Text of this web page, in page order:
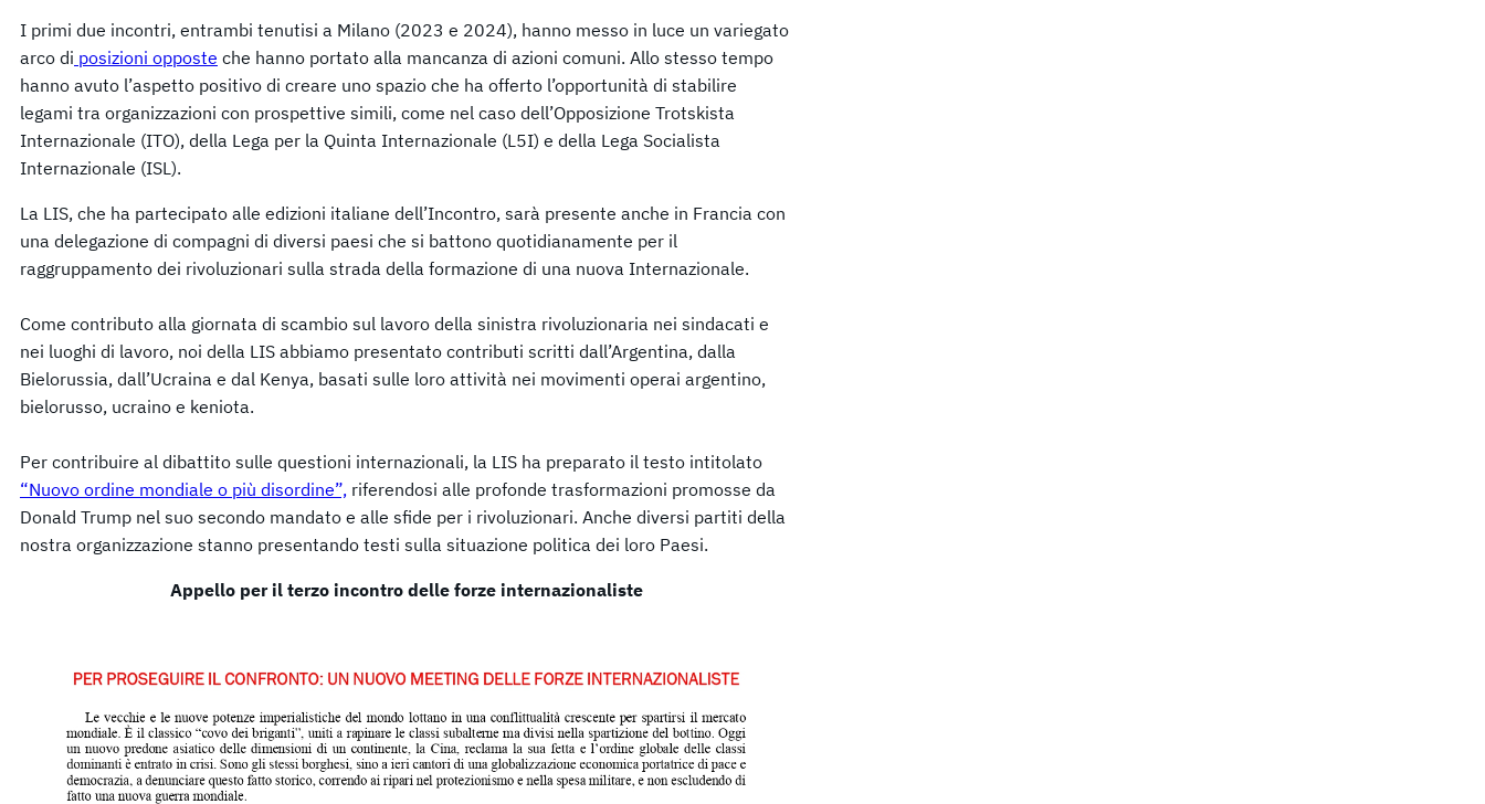
I primi due incontri, entrambi tenutisi a Milano (2023 e 2024), hanno messo in luce un variegato
arco di posizioni opposte che hanno portato alla mancanza di azioni comuni. Allo stesso tempo
hanno avuto l’aspetto positivo di creare uno spazio che ha offerto l’opportunità di stabilire
legami tra organizzazioni con prospettive simili, come nel caso dell’Opposizione Trotskista
Internazionale (ITO), della Lega per la Quinta Internazionale (L5I) e della Lega Socialista
Internazionale (ISL).
La LIS, che ha partecipato alle edizioni italiane dell’Incontro, sarà presente anche in Francia con
una delegazione di compagni di diversi paesi che si battono quotidianamente per il
raggruppamento dei rivoluzionari sulla strada della formazione di una nuova Internazionale.
Come contributo alla giornata di scambio sul lavoro della sinistra rivoluzionaria nei sindacati e
nei luoghi di lavoro, noi della LIS abbiamo presentato contributi scritti dall’Argentina, dalla
Bielorussia, dall’Ucraina e dal Kenya, basati sulle loro attività nei movimenti operai argentino,
bielorusso, ucraino e keniota.
Per contribuire al dibattito sulle questioni internazionali, la LIS ha preparato il testo intitolato
“Nuovo ordine mondiale o più disordine”, riferendosi alle profonde trasformazioni promosse da
Donald Trump nel suo secondo mandato e alle sfide per i rivoluzionari. Anche diversi partiti della
nostra organizzazione stanno presentando testi sulla situazione politica dei loro Paesi.
Appello per il terzo incontro delle forze internazionaliste